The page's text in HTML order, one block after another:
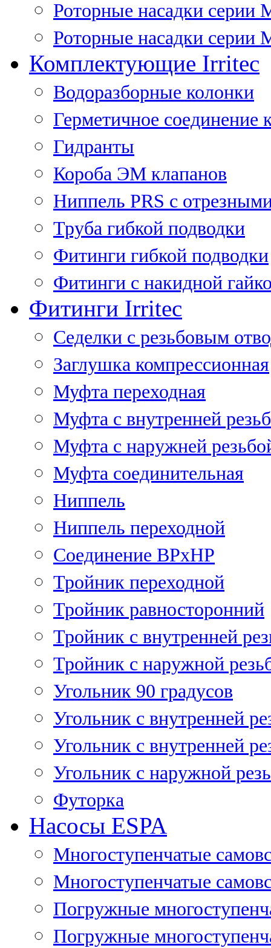
Роторные насадки серии
Роторные насадки серии
Комплектующие Irritec
Водоразборные колонки
Герметичное соединение
Гидранты
Короба ЭМ клапанов
Ниппель PRS с
Труба гибкой подводки
Фитинги гибкой подводки
Фитинги с накидной
Фитинги Irritec
Седелки с резьбовым
Заглушка компрессионная
Муфта переходная
Муфта с внутренней
Муфта с наружней
Муфта соединительная
Ниппель
Ниппель переходной
Соединение ВРхНР
Тройник переходной
Тройник равносторонний
Тройник с внутренней
Тройник с наружной
Угольник 90 градусов
Угольник c внутренней
Угольник с внутренней
Угольник с наружной
Футорка
Насосы ESPA
Многоступенчатые
Многоступенчатые
Погружные
Погружные